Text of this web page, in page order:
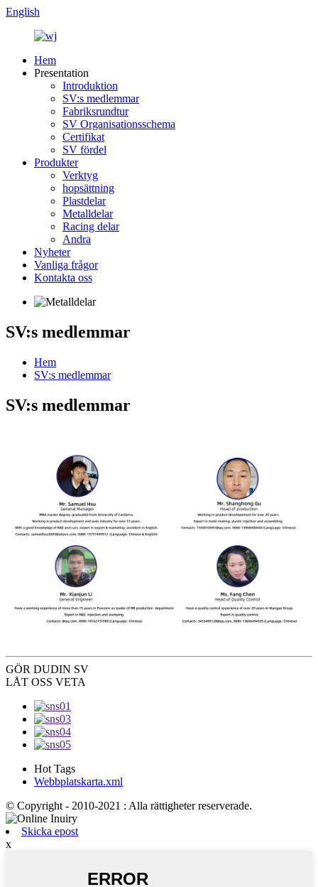
English
Hem
Presentation
Introduktion
SV:s medlemmar
Fabriksrundtur
SV Organisationsschema
Certifikat
SV fördel
Produkter
Verktyg
hopsättning
Plastdelar
Metalldelar
Racing delar
Andra
Nyheter
Vanliga frågor
Kontakta oss
SV:s medlemmar
Hem
SV:s medlemmar
SV:s medlemmar
GÖR DUDIN SV
LÅT OSS VETA
Hot Tags
Webbplatskarta.xml
© Copyright - 2010-2021 : Alla rättigheter reserverade.
Skicka epost
x